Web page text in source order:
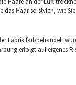
das Haar so stylen, wie
Fabrik farbbehandelt
erfolgt auf eigenes